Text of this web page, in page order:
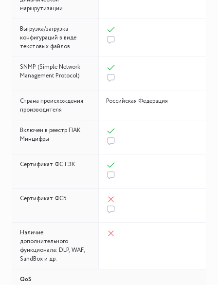
маршрутизации
Выгрузка/загрузка
конфигураций в виде
текстовых файлов
SNMP (Simple Network
Management Protocol)
Страна происхождения
производителя
Российская Федерация
Включен в реестр ПАК
Минцифры
Сертификат ФСТЭК
Сертификат ФСБ
Наличие
дополнительного
функционала: DLP, WAF,
SandBox и др.
QoS